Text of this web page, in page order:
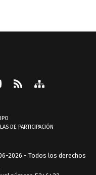
DE PARTICIPACIÓN
2026 - Todos los derechos